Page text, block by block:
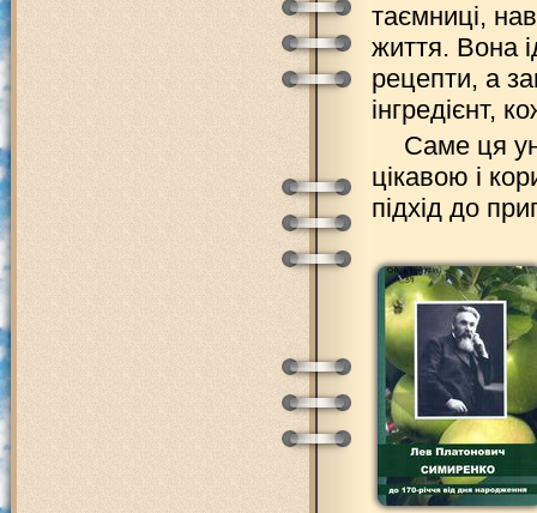
таємниці,
життя. Вона
рецепти, а
інгредієнт,
Саме ця
цікавою і
підхід до